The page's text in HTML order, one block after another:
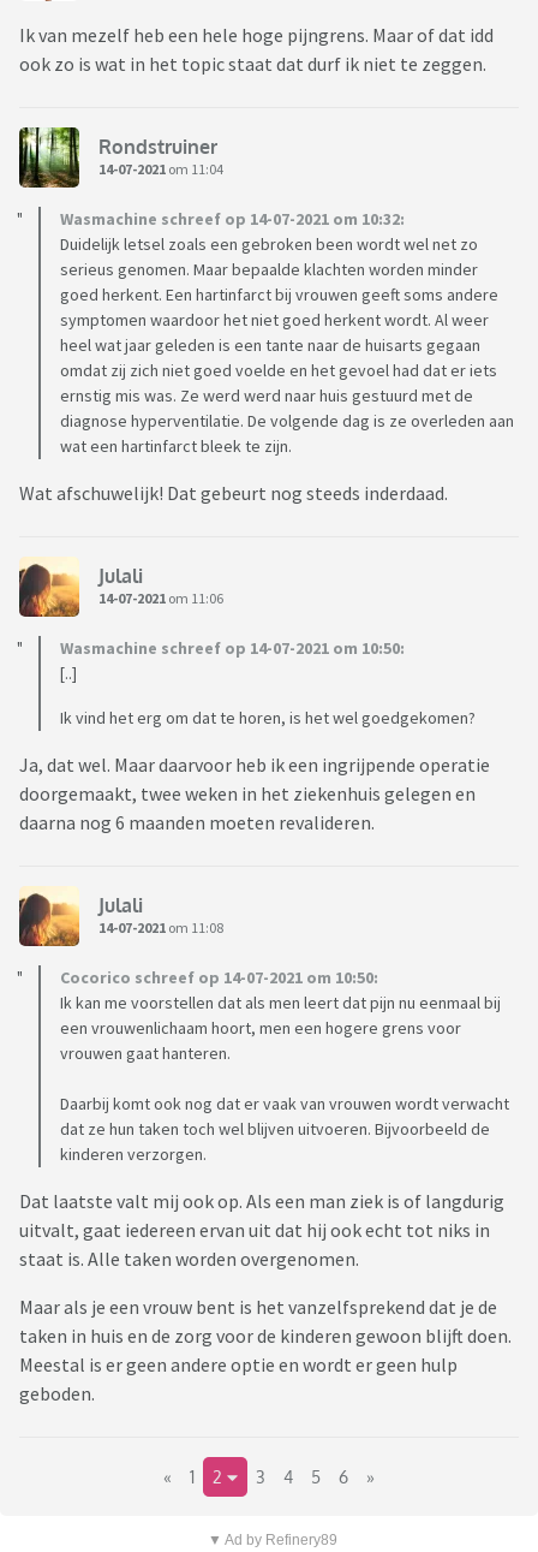
Ik van mezelf heb een hele hoge pijngrens. Maar of dat idd
ook zo is wat in het topic staat dat durf ik niet te zeggen.
Rondstruiner
14-07-2021 om 11:04
Wasmachine schreef op 14-07-2021 om 10:32:
Duidelijk letsel zoals een gebroken been wordt wel net zo
serieus genomen. Maar bepaalde klachten worden minder
goed herkent. Een hartinfarct bij vrouwen geeft soms andere
symptomen waardoor het niet goed herkent wordt. Al weer
heel wat jaar geleden is een tante naar de huisarts gegaan
omdat zij zich niet goed voelde en het gevoel had dat er iets
ernstig mis was. Ze werd werd naar huis gestuurd met de
diagnose hyperventilatie. De volgende dag is ze overleden aan
wat een hartinfarct bleek te zijn.
Wat afschuwelijk! Dat gebeurt nog steeds inderdaad.
Julali
14-07-2021 om 11:06
Wasmachine schreef op 14-07-2021 om 10:50:
[..]
Ik vind het erg om dat te horen, is het wel goedgekomen?
Ja, dat wel. Maar daarvoor heb ik een ingrijpende operatie
doorgemaakt, twee weken in het ziekenhuis gelegen en
daarna nog 6 maanden moeten revalideren.
Julali
14-07-2021 om 11:08
Cocorico schreef op 14-07-2021 om 10:50:
Ik kan me voorstellen dat als men leert dat pijn nu eenmaal bij
een vrouwenlichaam hoort, men een hogere grens voor
vrouwen gaat hanteren.
Daarbij komt ook nog dat er vaak van vrouwen wordt verwacht
dat ze hun taken toch wel blijven uitvoeren. Bijvoorbeeld de
kinderen verzorgen.
Dat laatste valt mij ook op. Als een man ziek is of langdurig
uitvalt, gaat iedereen ervan uit dat hij ook echt tot niks in
staat is. Alle taken worden overgenomen.
Maar als je een vrouw bent is het vanzelfsprekend dat je de
taken in huis en de zorg voor de kinderen gewoon blijft doen.
Meestal is er geen andere optie en wordt er geen hulp
geboden.
« 1 2 3 4 5 6 »
▼ Ad by Refinery89